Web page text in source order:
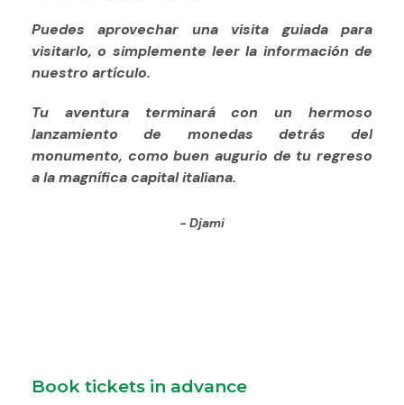
Puedes aprovechar una visita guiada para
visitarlo, o simplemente leer la información de
nuestro artículo.
Tu aventura terminará con un hermoso
lanzamiento de monedas detrás del
monumento, como buen augurio de tu regreso
a la magnífica capital italiana.
Djami
Book tickets in advance